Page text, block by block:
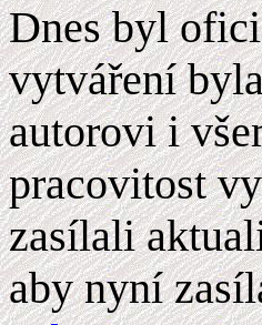
Dnes byl
vytváření
autorovi i
pracovitost
zasílali
aby nyní